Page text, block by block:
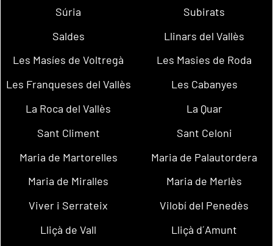
Súria
Subirats
Saldes
Llinars del Vallès
Les Masíes de Voltregà
Les Masies de Roda
Les Franqueses del Vallès
Les Cabanyes
La Roca del Vallès
La Quar
Sant Climent
Sant Celoni
Maria de Martorelles
Maria de Palautordera
Maria de Miralles
Maria de Merlès
Viver i Serrateix
Vilobí del Penedès
Lliçà de Vall
Lliçà d´Amunt